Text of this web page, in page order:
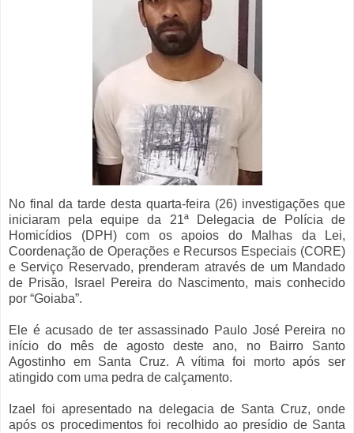
No final da tarde desta quarta-feira (26) investigações que
iniciaram pela equipe da 21ª Delegacia de Polícia de
Homicídios (DPH) com os apoios do Malhas da Lei,
Coordenação de Operações e Recursos Especiais (CORE)
e Serviço Reservado, prenderam através de um Mandado
de Prisão, Israel Pereira do Nascimento, mais conhecido
por “Goiaba”.
Ele é acusado de ter assassinado Paulo José Pereira no
início do mês de agosto deste ano, no Bairro Santo
Agostinho em Santa Cruz. A vítima foi morto após ser
atingido com uma pedra de calçamento.
Izael foi apresentado na delegacia de Santa Cruz, onde
após os procedimentos foi recolhido ao presídio de Santa